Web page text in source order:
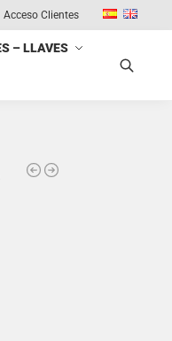
Acceso Clientes
– LLAVES